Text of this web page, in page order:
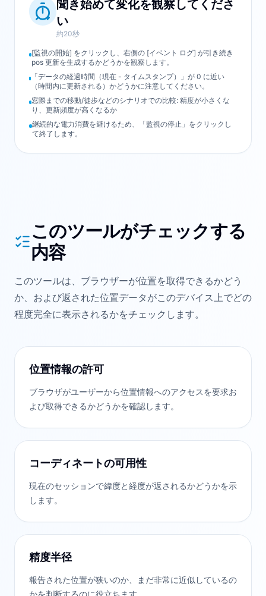
聞き始めて変化を観察してくださ
い
約20秒
[監視の開始] をクリックし、右側の [イベント ログ] が引き続き
pos 更新を生成するかどうかを観察します。
「データの経過時間（現在 - タイムスタンプ）」が 0 に近い
（時間内に更新される）かどうかに注意してください。
窓際までの移動/徒歩などのシナリオでの比較: 精度が小さくな
り、更新頻度が高くなるか
継続的な電力消費を避けるため、「監視の停止」をクリックし
て終了します。
このツールがチェックする
内容
このツールは、ブラウザーが位置を取得できるかどう
か、および返された位置データがこのデバイス上でどの
程度完全に表示されるかをチェックします。
位置情報の許可
ブラウザがユーザーから位置情報へのアクセスを要求お
よび取得できるかどうかを確認します。
コーディネートの可用性
現在のセッションで緯度と経度が返されるかどうかを示
します。
精度半径
報告された位置が狭いのか、まだ非常に近似しているの
かを判断するのに役立ちます。